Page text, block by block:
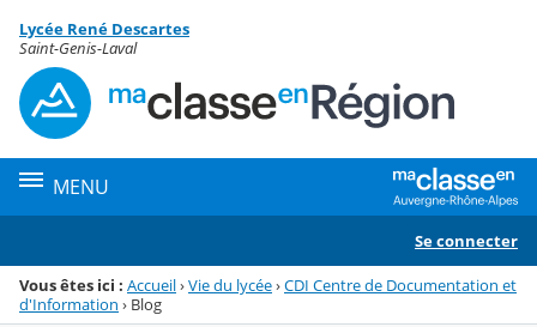
Menu de la rubrique
Contenu
Lycée René Descartes
Saint-Genis-Laval
MENU
Se connecter
Vous êtes ici : Accueil›Vie du lycée›CDI Centre de Documentation et
d'Information › Blog